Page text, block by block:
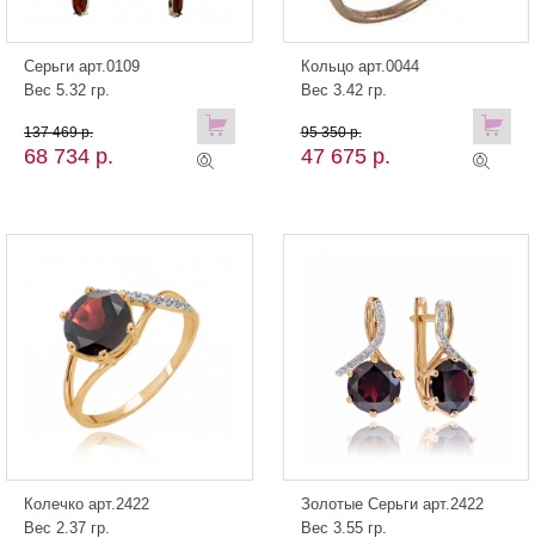
Серьги арт.0109
Вес 5.32 гр.
68 734 р.
137 469 р.
Кольцо арт.0044
Вес 3.42 гр.
47 675 р.
95 350 р.
Колечко арт.2422
Вес 2.37 гр.
Золотые Серьги арт.2422
Вес 3.55 гр.